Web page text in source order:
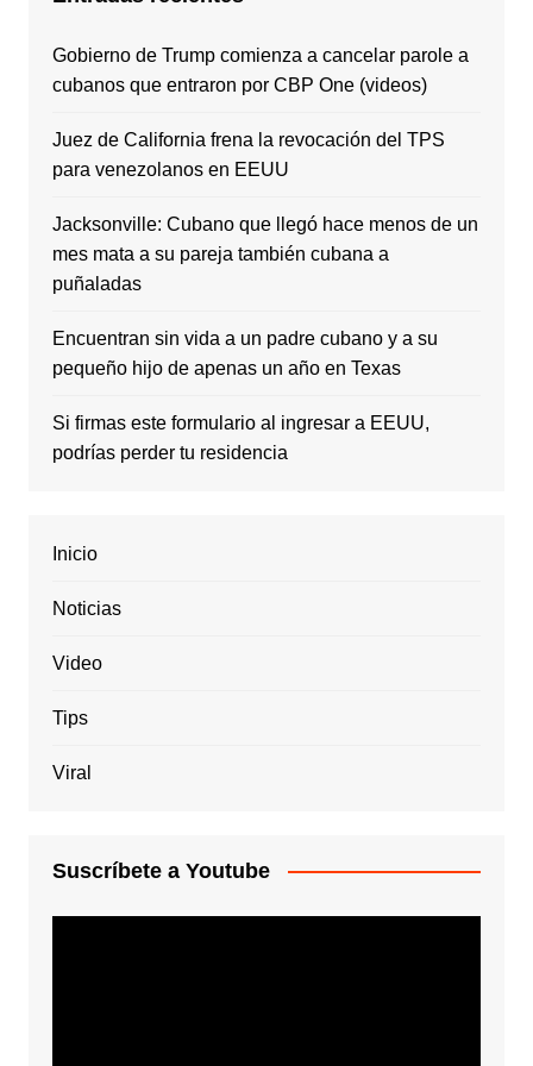
Gobierno de Trump comienza a cancelar parole a
cubanos que entraron por CBP One (videos)
Juez de California frena la revocación del TPS
para venezolanos en EEUU
Jacksonville: Cubano que llegó hace menos de un
mes mata a su pareja también cubana a
puñaladas
Encuentran sin vida a un padre cubano y a su
pequeño hijo de apenas un año en Texas
Si firmas este formulario al ingresar a EEUU,
podrías perder tu residencia
Inicio
Noticias
Video
Tips
Viral
Suscríbete a Youtube